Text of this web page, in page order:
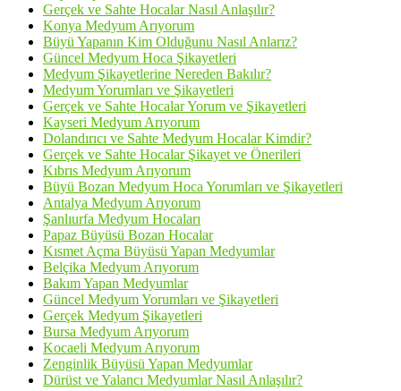
Gerçek ve Sahte Hocalar Nasıl Anlaşılır?
Konya Medyum Arıyorum
Büyü Yapanın Kim Olduğunu Nasıl Anlarız?
Güncel Medyum Hoca Şikayetleri
Medyum Şikayetlerine Nereden Bakılır?
Medyum Yorumları ve Şikayetleri
Gerçek ve Sahte Hocalar Yorum ve Şikayetleri
Kayseri Medyum Arıyorum
Dolandırıcı ve Sahte Medyum Hocalar Kimdir?
Gerçek ve Sahte Hocalar Şikayet ve Önerileri
Kıbrıs Medyum Arıyorum
Büyü Bozan Medyum Hoca Yorumları ve Şikayetleri
Antalya Medyum Arıyorum
Şanlıurfa Medyum Hocaları
Papaz Büyüsü Bozan Hocalar
Kısmet Açma Büyüsü Yapan Medyumlar
Belçika Medyum Arıyorum
Bakım Yapan Medyumlar
Güncel Medyum Yorumları ve Şikayetleri
Gerçek Medyum Şikayetleri
Bursa Medyum Arıyorum
Kocaeli Medyum Arıyorum
Zenginlik Büyüsü Yapan Medyumlar
Dürüst ve Yalancı Medyumlar Nasıl Anlaşılır?